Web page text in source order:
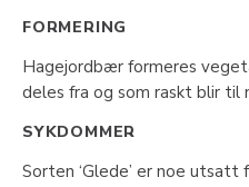
FORMERING
Hagejordbær formeres
deles fra og som raskt blir til
SYKDOMMER
Sorten ‘Glede’ er noe utsatt